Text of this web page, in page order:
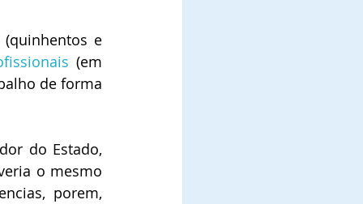
e
(em
de forma
do Estado,
o mesmo
porem,